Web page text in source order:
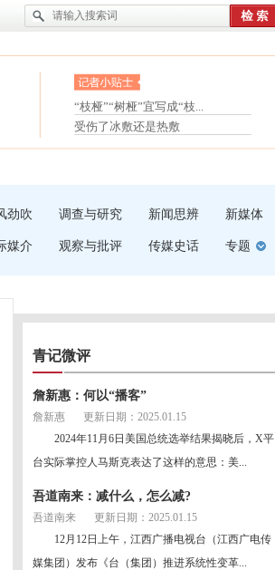
眼白变红或是结膜下出血
“枝桠”“树桠”宜写成“枝...
夏天缓解疲劳有三招
护腰，摆脱六大坏习惯
受伤了冰敷还是热敷
白内障治疗的误区
劲吹 调查与研究 新闻思辨 新媒体
媒介 观察与批评 传媒史话 专题
青记微评
詹新惠：何以“播客”
詹新惠
更新日期：2025.01.15
2024年11月6日美国总统选举结果揭晓后，X平
台实际掌控人马斯克表达了这样的意思：美...
吾道南来：减什么，怎么减?
吾道南来
更新日期：2025.01.15
12月12日上午，江西广播电视台（江西广电传
媒集团）发布《台（集团）推进系统性变革...